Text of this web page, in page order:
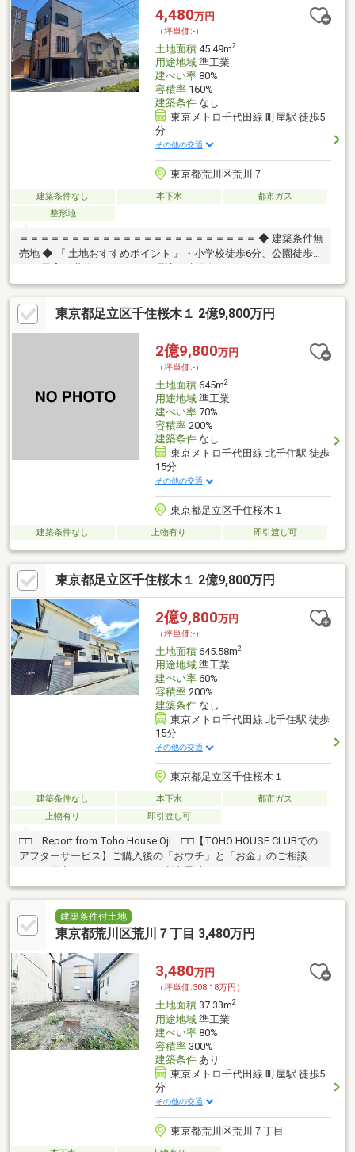
＝＝＝＝＝＝＝＝＝＝＝＝＝＝＝4,480万円
（坪単価:-）
土地面積45.49m2
用途地域準工業
建ぺい率80%
容積率160%
建築条件なし
東京メトロ千代田線 町屋駅 徒歩5
分
その他の交通
東京都荒川区荒川７
建築条件なし 本下水
都市ガス
整形地
＝＝＝＝＝＝＝＝＝＝＝＝＝＝＝＝＝＝＝＝＝＝＝ ◆ 建築条件無
売地 ◆ 『 土地おすすめポイント 』・小学校徒歩6分、公園徒歩4
スメーカーで建築可能です。・仕様・間取り相談可 … ライフスタ
イルに合わせた設計対応・東側接道につき陽当り良好♪『 ロケー
ション 』・町屋駅、荒川七丁目駅利用可 … 通勤・通学もスムー
ズ・都心へ軽快アクセス … 暮らしの幅が広がる立地『 サポート内
容 』・仕様書のご案内・間取り／資金計画のご相談可能＝＝＝＝
＝＝＝＝＝＝＝＝＝＝＝＝＝＝＝＝＝＝＝
東京都足立区千住桜木１ 2億9,800万円
2億9,800万円
（坪単価:-）
土地面積645m2
用途地域準工業
建ぺい率70%
容積率200%
建築条件なし
東京メトロ千代田線 北千住駅 徒歩
15分
その他の交通
東京都足立区千住桜木１
建築条件なし 上物有り 即引渡し可
東京都足立区千住桜木１ 2億9,800万円
2億9,800万円
（坪単価:-）
土地面積645.58m2
用途地域準工業
建ぺい率60%
容積率200%
建築条件なし
東京メトロ千代田線 北千住駅 徒歩
15分
その他の交通
東京都足立区千住桜木１
建築条件なし 本下水
都市ガス
上物有り
即引渡し可
□□ Report from Toho House Oji □□【TOHO HOUSE CLUBでの
アフターサービス】ご購入後の「おウチ」と「お金」のご相談窓
相談、繰上返済のタイミング、各種保険の見直し・・・etc・おウ
チの設備保証や定期点検、駆け付けサービス・・・etc購入前のタ
イミングは勿論、購入後のご不安につきましてもご相談可能で
す！まずはお気軽に現地をご覧下さいませ。物件の詳細につい
お問い合わせ専用フリーダイヤル ： ０１２０－６６１－０４０
建築条件付土地
東京都荒川区荒川７丁目 3,480万円
3,480万円
（坪単価:308.18万円）
土地面積37.33m2
用途地域準工業
建ぺい率80%
容積率300%
建築条件あり
東京メトロ千代田線 町屋駅 徒歩5
分
その他の交通
東京都荒川区荒川７丁目